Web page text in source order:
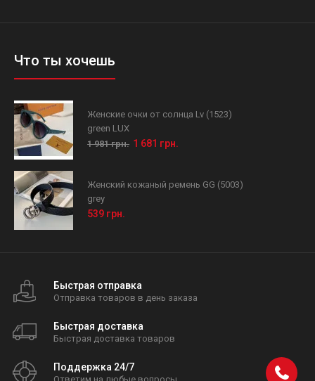
Что ты хочешь
Женские очки от солнца Lv (1523)
green LUX
1 981 грн. 1 681 грн.
Женский кожаный ремень GG (5003)
grey
539 грн.
Быстрая отправка
Отправка товаров в день заказа
Быстрая доставка
Быстрая доставка товаров
Поддержка 24/7